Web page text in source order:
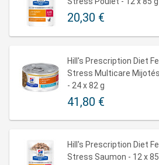
20,30 €
Hill's Prescription Diet
Stress Multicare
- 24 x 82 g
41,80 €
Hill's Prescription Diet
Stress Saumon - 12 x